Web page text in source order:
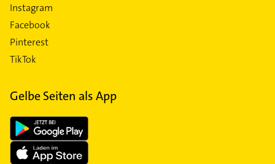
Instagram
Facebook
Pinterest
TikTok
Gelbe Seiten als App